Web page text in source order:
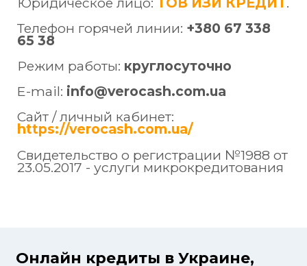
Телефон горячей линии: +380 67 338
65 38
Режим работы: круглосуточно
E-mail: info@verocash.com.ua
Сайт / личный кабинет:
https://verocash.com.ua/
Свидетельство о регистрации №1988 от
23.05.2017 - услуги микрокредитования
Онлайн кредиты в Украине,